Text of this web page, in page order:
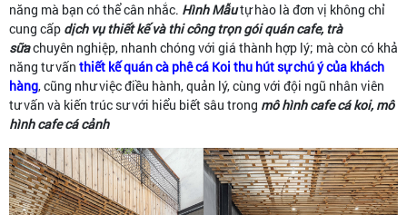
năng mà bạn có thể cân nhắc. Hình Mẫutự hào là đơn vị không chỉ
cung cấp dịch vụ thiết kế và thi công trọn gói quán cafe, trà
sữachuyên nghiệp, nhanh chóng với giá thành hợp lý; mà còn có khả
năng tư vấn thiết kế quán cà phê cá Koi thu hút sự chú ý của khách
hàng, cũng như việc điều hành, quản lý, cùng với đội ngũ nhân viên
tư vấn và kiến trúc sư với hiểu biết sâu trong mô hình cafe cá koi, mô
hình cafe cá cảnh